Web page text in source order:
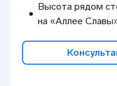
Высота рядом
на «Аллее